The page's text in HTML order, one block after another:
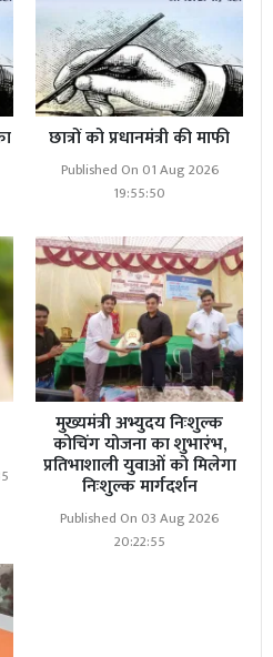
छात्रों को प्रधानमंत्री की माफी
Published On 01 Aug 2026
19:55:50
मुख्यमंत्री अभ्युदय निःशुल्क
कोचिंग योजना का शुभारंभ,
प्रतिभाशाली युवाओं को मिलेगा
निःशुल्क मार्गदर्शन
Published On 03 Aug 2026
20:22:55